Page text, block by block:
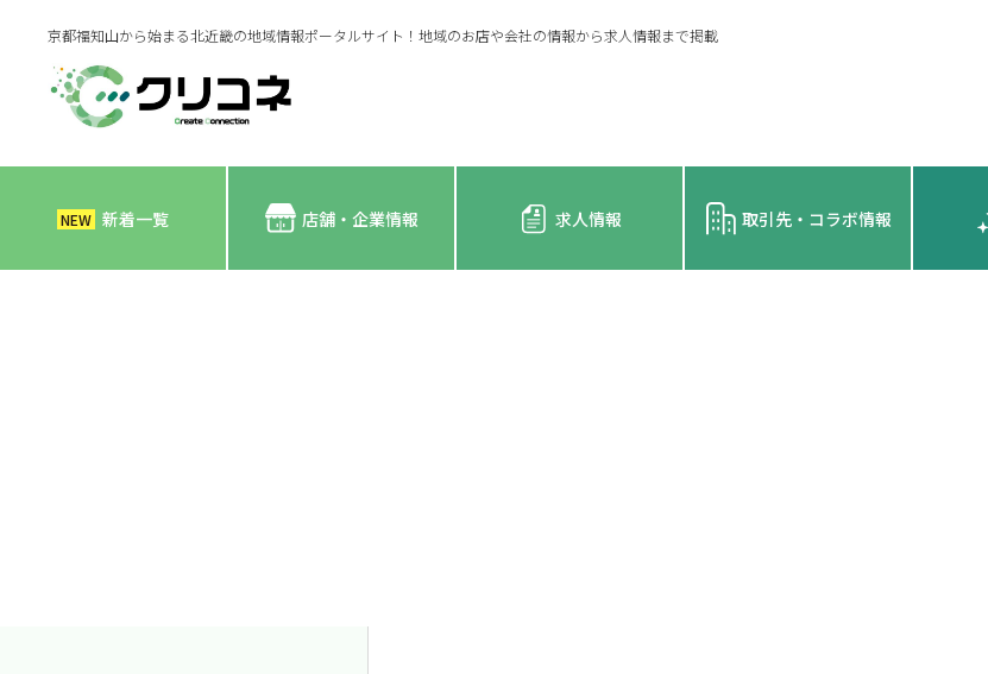
京都福知山から始まる北近畿の地域情報ポータルサイト！地域のお店や会社の情報から求人情報まで掲載
NEW 新着一覧 店舗・企業情報 求人情報 取引先・コラボ情報